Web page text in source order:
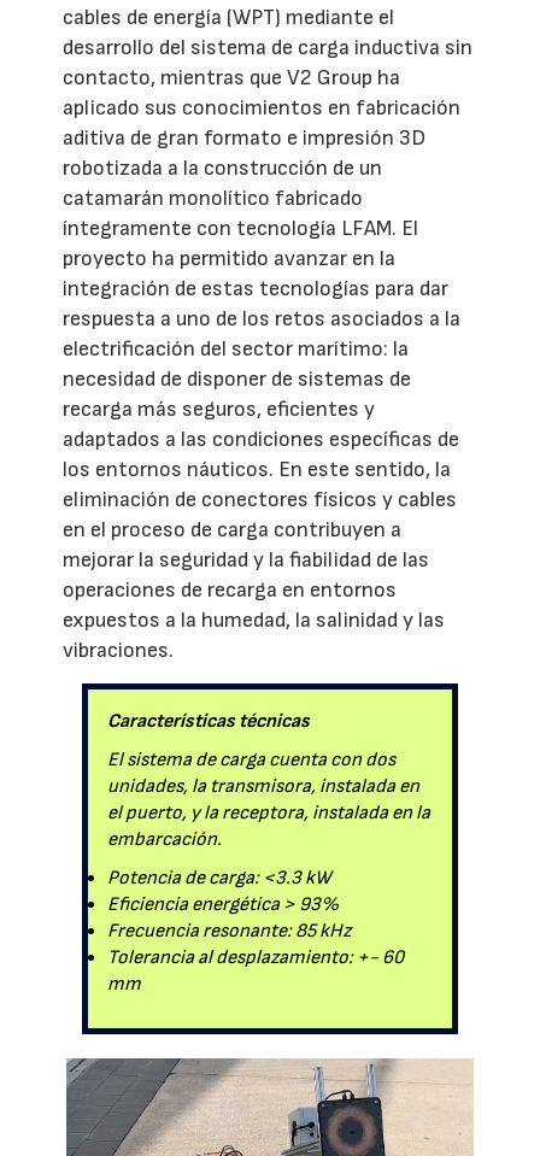
cables de energía (WPT) mediante el
desarrollo del sistema de carga inductiva sin
contacto, mientras que V2 Group ha
aplicado sus conocimientos en fabricación
aditiva de gran formato e impresión 3D
robotizada a la construcción de un
catamarán monolítico fabricado
íntegramente con tecnología LFAM. El
proyecto ha permitido avanzar en la
integración de estas tecnologías para dar
respuesta a uno de los retos asociados a la
electrificación del sector marítimo: la
necesidad de disponer de sistemas de
recarga más seguros, eficientes y
adaptados a las condiciones específicas de
los entornos náuticos. En este sentido, la
eliminación de conectores físicos y cables
en el proceso de carga contribuyen a
mejorar la seguridad y la fiabilidad de las
operaciones de recarga en entornos
expuestos a la humedad, la salinidad y las
vibraciones.
Características técnicas
El sistema de carga cuenta con dos
unidades, la transmisora, instalada en
el puerto, y la receptora, instalada en la
embarcación.
Potencia de carga: <3.3 kW
Eficiencia energética > 93%
Frecuencia resonante: 85 kHz
Tolerancia al desplazamiento: +- 60
mm